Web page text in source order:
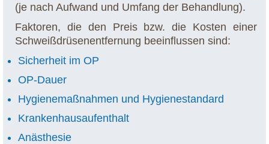
(je nach Aufwand und Umfang der Behandlung).
Faktoren, die den Preis bzw. die Kosten einer
Schweißdrüsenentfernung beeinflussen sind:
Sicherheit im OP
OP-Dauer
Hygienemaßnahmen und Hygienestandard
Krankenhausaufenthalt
Anästhesie